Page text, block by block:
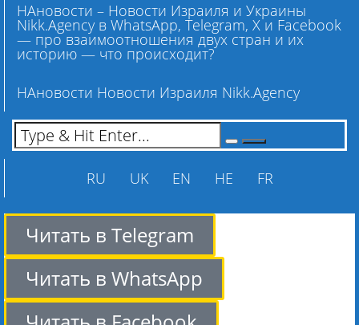
НАновости – Новости Израиля и Украины
Nikk.Agency в WhatsApp, Telegram, X и Facebook
— про взаимоотношения двух стран и их
историю — что происходит?
НАновости Новости Израиля Nikk.Agency
RU UK EN HE FR
Читать в Telegram
Читать в WhatsApp